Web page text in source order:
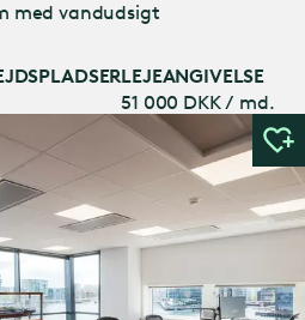
med vandudsigt
LEJEANGIVELSE
51 000 DKK / md.